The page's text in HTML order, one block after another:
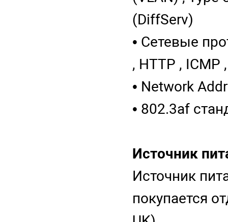
(DiffServ)
• Сетевые
, HTTP , ICMP
• Network
• 802.3af
Источник
Источник
покупается